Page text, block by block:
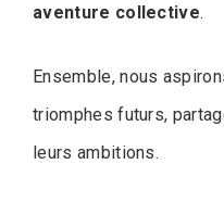
aventure collective.
Ensemble, nous
triomphes futurs,
leurs ambitions.